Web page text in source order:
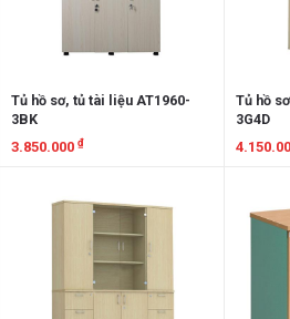
Tủ hồ sơ, tủ tài liệu AT1960-
3BK
3.850.000 ₫
Tủ hồ
3G4D